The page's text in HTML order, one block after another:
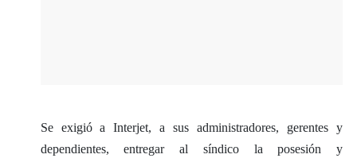
Se exigió a Interjet, a sus administradores, gerentes y
dependientes, entregar al síndico la posesión y